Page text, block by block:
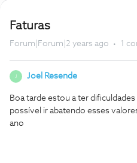
Faturas
Forum|Forum|2 years ago 1
Joel Resende
Boa tarde estou a ter
possível ir abatendo esses
ano